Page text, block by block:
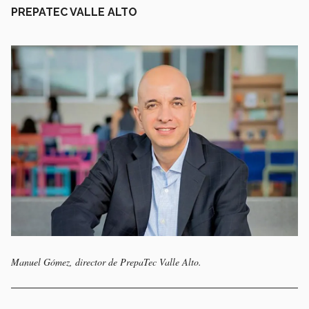
PREPATEC VALLE ALTO
Manuel Gómez, director de PrepaTec Valle Alto.